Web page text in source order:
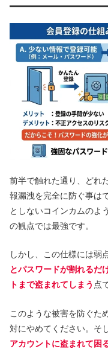
前半で触れた通り、どれ
報漏洩を完全に防ぐ事は
としないコインカムのよ
の観点では最強です。
しかし、この仕様には弱
とパスワードが割れるだ
トまで盗まれてしまう 点
このような被害を防ぐた
対にやめてください。そ
アカウントに盗まれて困